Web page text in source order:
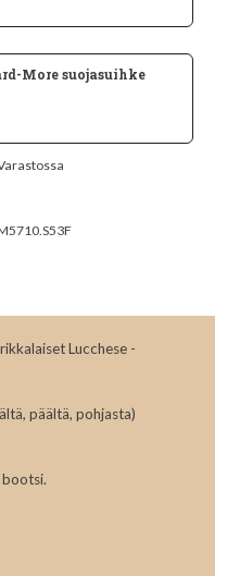
More suojasuihke
Lucchese -
päältä, pohjasta)